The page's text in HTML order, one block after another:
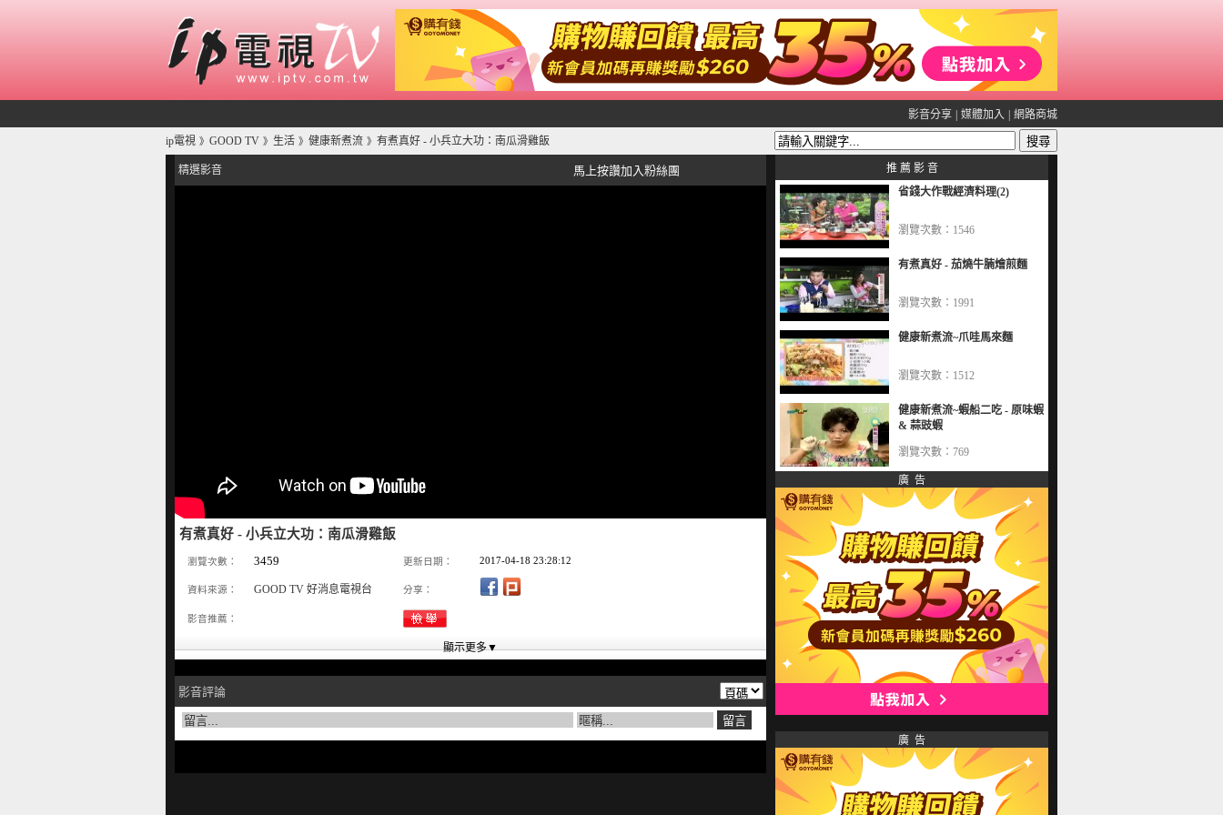
影音分享 媒體加入 網路商城
ip電視 》 GOOD TV 》 生活 》 健康新煮流 》 有煮真好 - 小兵立大功：南瓜滑雞飯
精選影音 馬上按讚加入粉絲團
有煮真好 - 小兵立大功：南瓜滑雞飯
瀏覽次數： 3459 更新日期： 2017-04-18 23:28:12
資料來源： GOOD TV 好消息電視台 分享：
影音推薦：
影音評論
推 薦 影 音
省錢大作戰經濟料理(2)
瀏覽次數：1546
有煮真好 - 茄燒牛腩燴煎麵
瀏覽次數：1991
健康新煮流~爪哇馬來麵
瀏覽次數：1512
健康新煮流~蝦船二吃 - 原味蝦
& 蒜豉蝦
瀏覽次數：769
廣 告
廣 告